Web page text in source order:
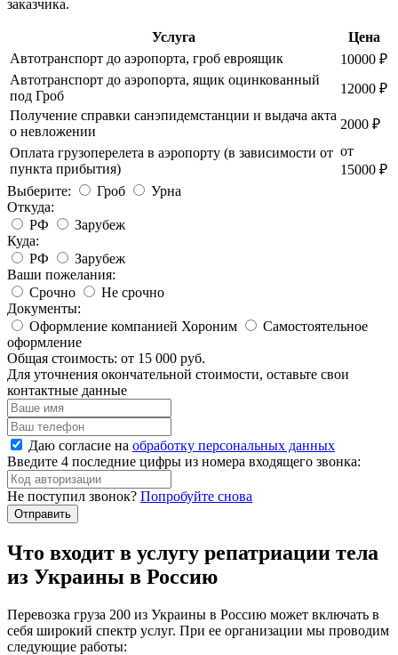
заказчика.
Услуга
Цена
Автотранспорт до аэропорта, гроб евроящик
10000 ₽
Автотранспорт до аэропорта, ящик оцинкованный
под Гроб
12000 ₽
Получение справки санэпидемстанции и выдача акта
о невложении
2000 ₽
Оплата грузоперелета в аэропорту (в зависимости от
пункта прибытия)
от
15000 ₽
Выберите:
Гроб
Урна
Откуда:
РФ
Зарубеж
Куда:
РФ
Зарубеж
Ваши пожелания:
Срочно
Не срочно
Документы:
Оформление компанией Хороним
Самостоятельное
оформление
Общая стоимость: от 15 000 руб.
Для уточнения окончательной стоимости, оставьте свои
контактные данные
Даю согласие на обработку персональных данных
Введите 4 последние цифры из номера входящего звонка:
Не поступил звонок? Попробуйте снова
Что входит в услугу репатриации тела
из Украины в Россию
Перевозка груза 200 из Украины в Россию может включать в
себя широкий спектр услуг. При ее организации мы проводим
следующие работы: